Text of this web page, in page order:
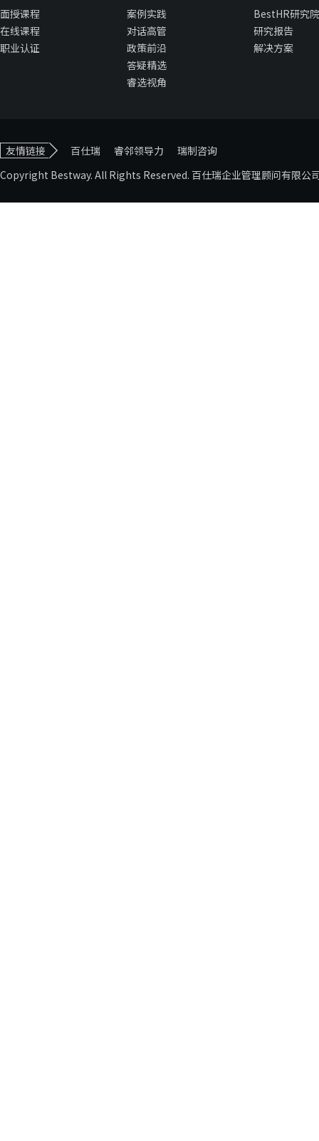
面授课程
在线课程
职业认证
案例实践
对话高管
政策前沿
答疑精选
睿选视角
BestHR研究院
研究报告
解决方案
友情链接 百仕瑞 睿邻领导力
瑞制咨询
Copyright Bestway. All Rights Reserved. 百仕瑞企业管理顾问有限公